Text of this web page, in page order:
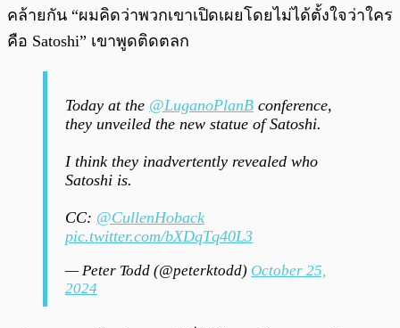
คล้ายกัน “ผมคิดว่าพวกเขาเปิดเผยโดยไม่ได้ตั้งใจว่าใคร
คือ Satoshi” เขาพูดติดตลก
Today at the @LuganoPlanB conference,
they unveiled the new statue of Satoshi.
I think they inadvertently revealed who
Satoshi is.
CC: @CullenHoback
pic.twitter.com/bXDqTq40L3
— Peter Todd (@peterktodd) October 25,
2024